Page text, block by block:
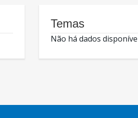
Temas
Não há dados